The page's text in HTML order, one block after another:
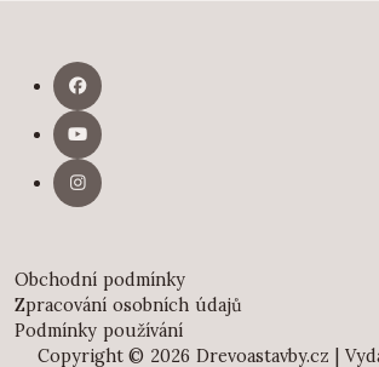
Obchodní podmínky
Zpracování osobních údajů
Podmínky používání
Copyright © 2026 Drevoastavby.cz |